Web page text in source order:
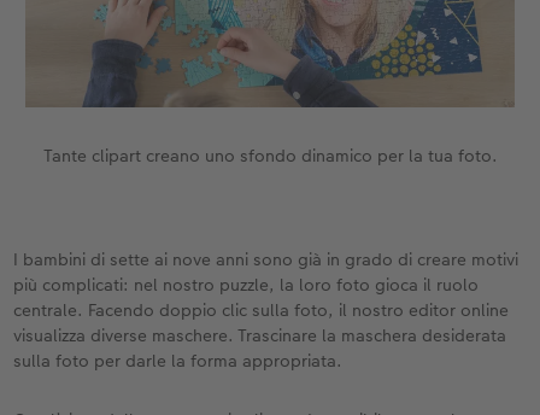
Tante clipart creano uno sfondo dinamico per la tua foto.
I bambini di sette ai nove anni sono già in grado di creare motivi
più complicati: nel nostro puzzle, la loro foto gioca il ruolo
centrale. Facendo doppio clic sulla foto, il nostro editor online
visualizza diverse maschere. Trascinare la maschera desiderata
sulla foto per darle la forma appropriata.